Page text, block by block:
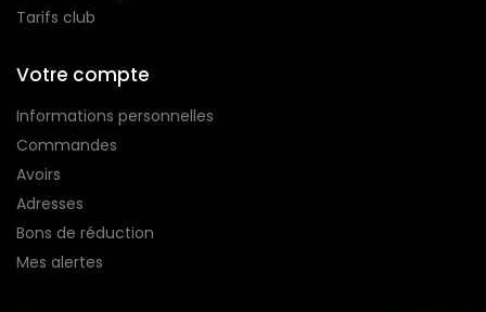
Tarifs club
Votre compte
Informations personnelles
Commandes
Avoirs
Adresses
Bons de réduction
Mes alertes